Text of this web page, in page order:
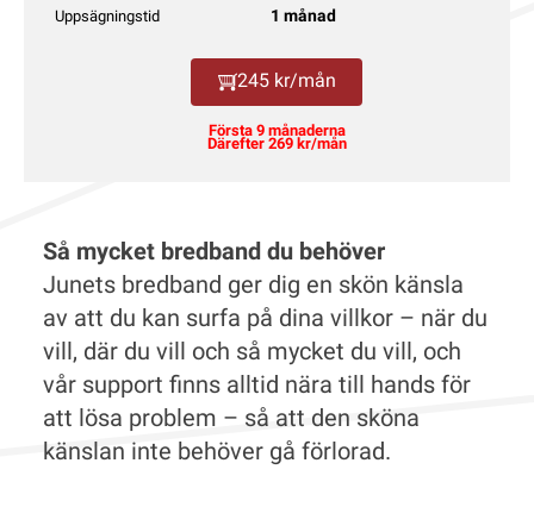
Uppsägningstid 1 månad
245 kr/mån
Första 9 månaderna
Därefter 269 kr/mån
Så mycket bredband du behöver
Junets bredband ger dig en skön känsla
av att du kan surfa på dina villkor – när du
vill, där du vill och så mycket du vill, och
vår support finns alltid nära till hands för
att lösa problem – så att den sköna
känslan inte behöver gå förlorad.